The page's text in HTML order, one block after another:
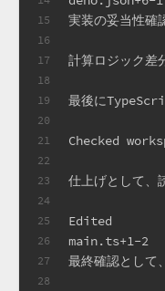
15
16
17
18
19
20
21
22
23
24
25
26
27
28
実装の妥当性確
計算ロジック差
最後に
Checked
仕上げとして、
Edited
main.ts+1-2
最終確認として